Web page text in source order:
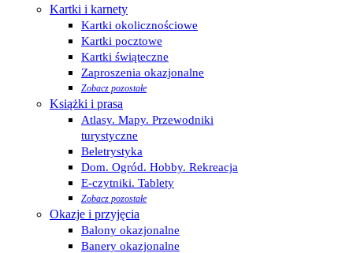
Kartki i karnety
Kartki okolicznościowe
Kartki pocztowe
Kartki świąteczne
Zaproszenia okazjonalne
Zobacz pozostałe
Książki i prasa
Atlasy. Mapy. Przewodniki
turystyczne
Beletrystyka
Dom. Ogród. Hobby. Rekreacja
E-czytniki. Tablety
Zobacz pozostałe
Okazje i przyjęcia
Balony okazjonalne
Banery okazjonalne